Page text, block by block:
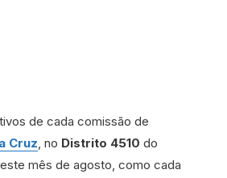
de cada comissão de
Cruz, no Distrito 4510 do
mês de agosto, como cada